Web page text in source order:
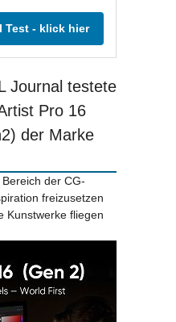
Test - klick hier
Journal testete
Pro 16
der Marke
der CG-
freizusetzen
Kunstwerke fliegen